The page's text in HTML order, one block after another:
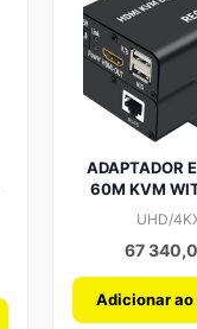
ADAPTADOR
60M KVM
UHD/
67
Adicionar